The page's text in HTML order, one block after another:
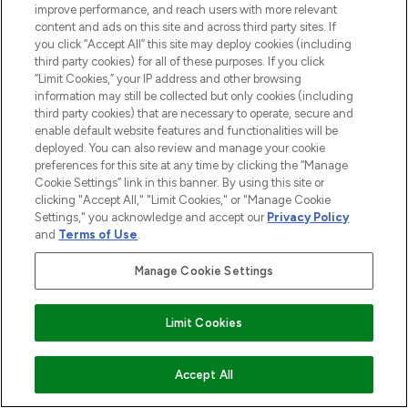
ZUM WARENKORB HINZUFÜGEN
Information
HILFE & INFORMATION
IMPRESSUM
ÜBER LOOKFANTASTIC
2026 THG Beauty Europe GmbH Maximilianstrasse 54 80538 Munich
Pay Securely With
improve performance, and reach users with more relevant
content and ads on this site and across third party sites. If
you click “Accept All” this site may deploy cookies (including
third party cookies) for all of these purposes. If you click
“Limit Cookies,” your IP address and other browsing
information may still be collected but only cookies (including
third party cookies) that are necessary to operate, secure and
enable default website features and functionalities will be
deployed. You can also review and manage your cookie
preferences for this site at any time by clicking the “Manage
Cookie Settings” link in this banner. By using this site or
clicking "Accept All," "Limit Cookies," or "Manage Cookie
Settings," you acknowledge and accept our Privacy Policy
and Terms of Use.
Manage Cookie Settings
Limit Cookies
Accept All